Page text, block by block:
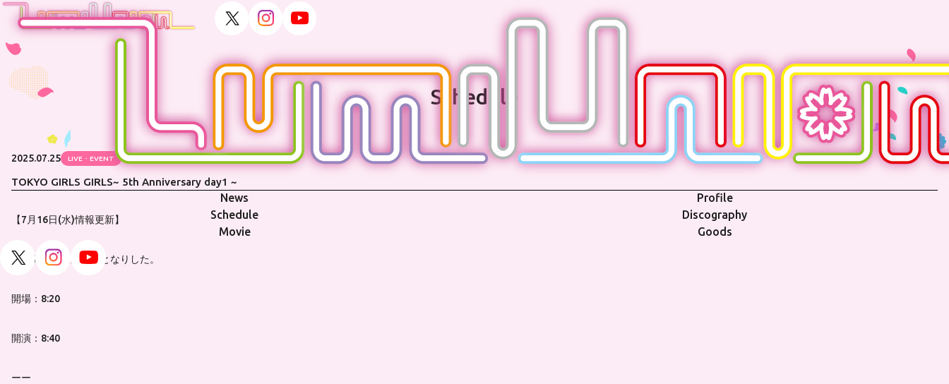
News
Profile
Schedule
Discography
Movie
Goods
Schedule
2025.07.25 LIVE・EVENT
TOKYO GIRLS GIRLS~ 5th Anniversary day1 ~
【7月16日(水)情報更新】
開場開演時間が変更となりした。
開場：8:20
開演：8:40
ーー